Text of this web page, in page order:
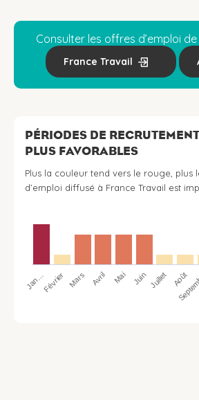
Consulter les offres d’emploi
France Travail
PÉRIODES DE
PLUS FAVORABLES
Plus la couleur tend vers le rouge, plus
d’emploi diffusé à France Travail est
Jan…Février Mars Avril Mai Juin Juillet Août